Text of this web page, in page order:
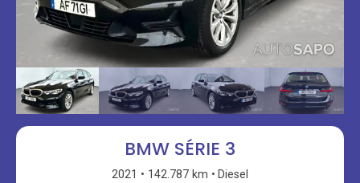
BMW SÉRIE 3
2021 142.787 km
Diesel